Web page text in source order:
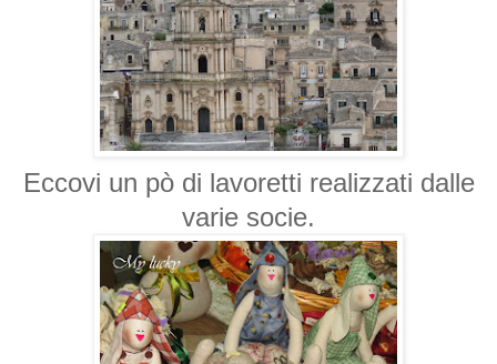
Eccovi un pò di lavoretti realizzati dalle
varie socie.